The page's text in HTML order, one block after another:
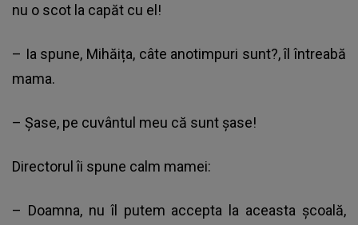
nu o scot la capăt cu el!
– Ia spune, Mihăița, câte anotimpuri sunt?, îl întreabă
mama.
– Șase, pe cuvântul meu că sunt șase!
Directorul îi spune calm mamei:
– Doamna, nu îl putem accepta la aceasta școală,